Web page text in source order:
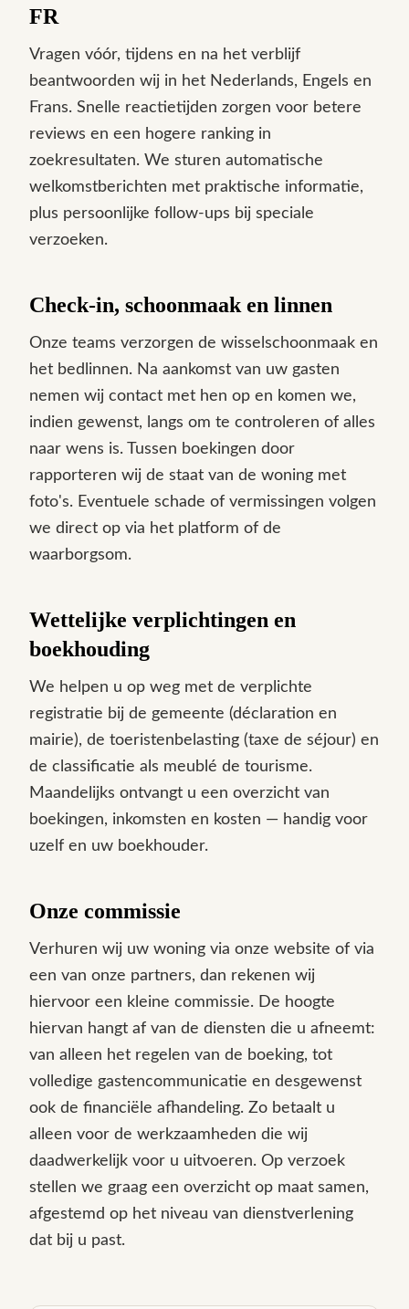
FR
Vragen vóór, tijdens en na het verblijf
beantwoorden wij in het Nederlands, Engels en
Frans. Snelle reactietijden zorgen voor betere
reviews en een hogere ranking in
zoekresultaten. We sturen automatische
welkomstberichten met praktische informatie,
plus persoonlijke follow-ups bij speciale
verzoeken.
Check-in, schoonmaak en linnen
Onze teams verzorgen de wisselschoonmaak en
het bedlinnen. Na aankomst van uw gasten
nemen wij contact met hen op en komen we,
indien gewenst, langs om te controleren of alles
naar wens is. Tussen boekingen door
rapporteren wij de staat van de woning met
foto's. Eventuele schade of vermissingen volgen
we direct op via het platform of de
waarborgsom.
Wettelijke verplichtingen en
boekhouding
We helpen u op weg met de verplichte
registratie bij de gemeente (déclaration en
mairie), de toeristenbelasting (taxe de séjour) en
de classificatie als meublé de tourisme.
Maandelijks ontvangt u een overzicht van
boekingen, inkomsten en kosten — handig voor
uzelf en uw boekhouder.
Onze commissie
Verhuren wij uw woning via onze website of via
een van onze partners, dan rekenen wij
hiervoor een kleine commissie. De hoogte
hiervan hangt af van de diensten die u afneemt:
van alleen het regelen van de boeking, tot
volledige gastencommunicatie en desgewenst
ook de financiële afhandeling. Zo betaalt u
alleen voor de werkzaamheden die wij
daadwerkelijk voor u uitvoeren. Op verzoek
stellen we graag een overzicht op maat samen,
afgestemd op het niveau van dienstverlening
dat bij u past.